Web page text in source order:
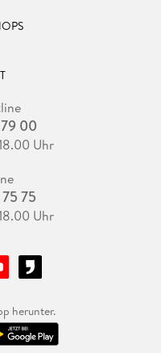
00
Uhr
75
Uhr
herunter.